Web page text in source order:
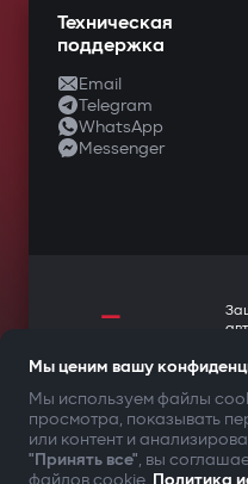
Техническая
поддержка
Email
Telegram
WhatsApp
Messenger
—
ТВОЯ
Мы ценим вашу
Мы используем файлы
просмотра, показывать
или контент и
"Принять все", вы
файлов cookie. Политика